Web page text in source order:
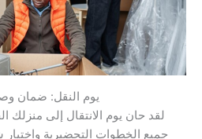
يوم النقل: ضمان
لقد حان يوم الانتقال إلى منزلك
جميع الخطوات التحضيرية